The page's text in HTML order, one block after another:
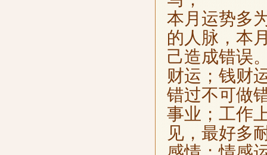
本月运势多
的人脉，本
己造成错误
财运；钱财
错过不可做
事业；工作
见，最好多